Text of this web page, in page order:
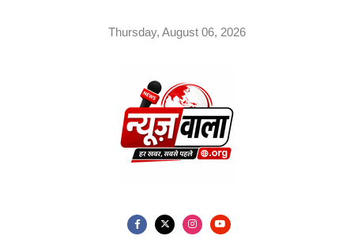
Thursday, August 06, 2026